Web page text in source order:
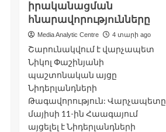
ժողովին.
բանկը
Հայաստանում
իրականացրել
է
ավելի
քան
1,6
մլրդ
դոլարի
ներդրում
իրականացման
հնարավորությունները
Media Analytic Centre 4 տարի ago
Շարունակվում է վարչապետ
Նիկոլ Փաշինյանի
պաշտոնական այցը
Նիդերլանդների
Թագավորություն: Վարչապետը
մայիսի 11-ին Հաագայում
այցելել է Նիդերլանդների